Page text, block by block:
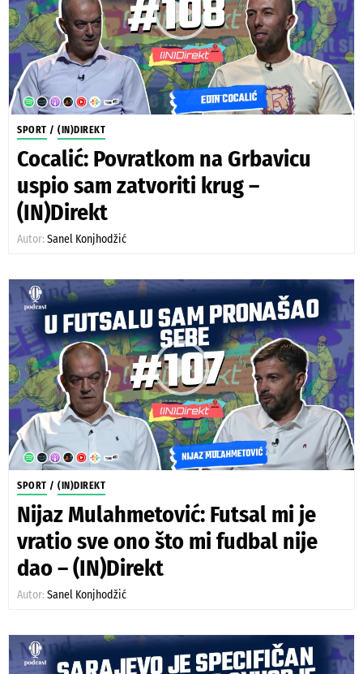
SPORT / (IN)DIREKT
Cocalić: Povratkom na Grbavicu
uspio sam zatvoriti krug –
(IN)Direkt
Autor: Sanel Konjhodžić
SPORT / (IN)DIREKT
Nijaz Mulahmetović: Futsal mi je
vratio sve ono što mi fudbal nije
dao – (IN)Direkt
Autor: Sanel Konjhodžić